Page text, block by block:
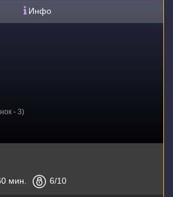
Инфо
- 3)
мин. 6/10